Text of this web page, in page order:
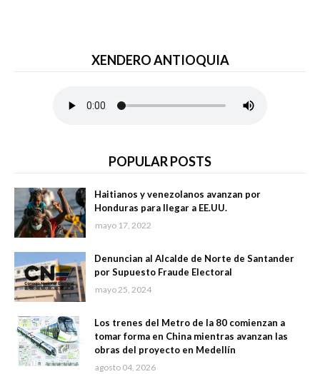
XENDERO ANTIOQUIA
POPULAR POSTS
Haitianos y venezolanos avanzan por
Honduras para llegar a EE.UU.
mayo 17, 2022
Denuncian al Alcalde de Norte de Santander
por Supuesto Fraude Electoral
mayo 25, 2024
Los trenes del Metro de la 80 comienzan a
tomar forma en China mientras avanzan las
obras del proyecto en Medellín
agosto 04, 2026